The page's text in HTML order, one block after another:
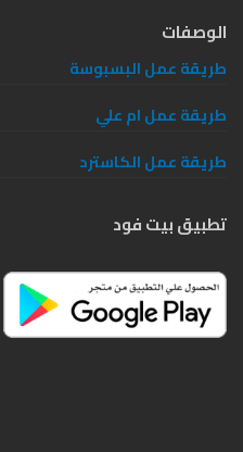
الوصفات
طريقة عمل البسبوسة
طريقة عمل ام علي
طريقة عمل الكاسترد
تطبيق بيت فود